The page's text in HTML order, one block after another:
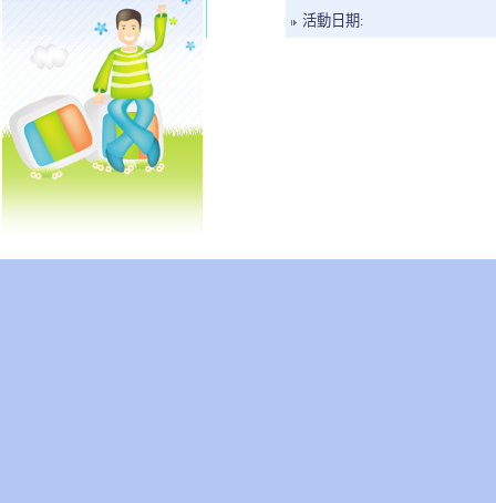
活動日期: